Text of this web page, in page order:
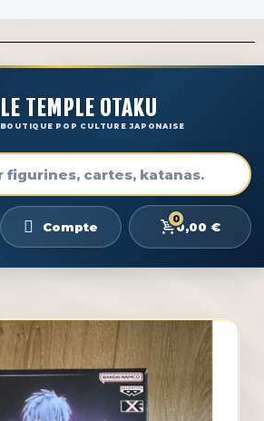
LE TEMPLE OTAKU
BOUTIQUE POP CULTURE JAPONAISE
Compte
0
0,00 €